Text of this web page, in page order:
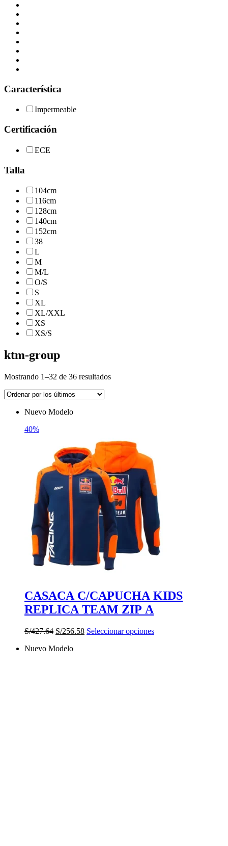
Característica
Impermeable
Certificación
ECE
Talla
104cm
116cm
128cm
140cm
152cm
38
L
M
M/L
O/S
S
XL
XL/XXL
XS
XS/S
ktm-group
Mostrando 1–32 de 36 resultadosOrdenado
Nuevo Modelo
40%
CASACA C/CAPUCHA KIDS
REPLICA TEAM ZIP A
S/427.64 El
original
S/256.58ElSeleccionar opcionesEste
Nuevo Modelo